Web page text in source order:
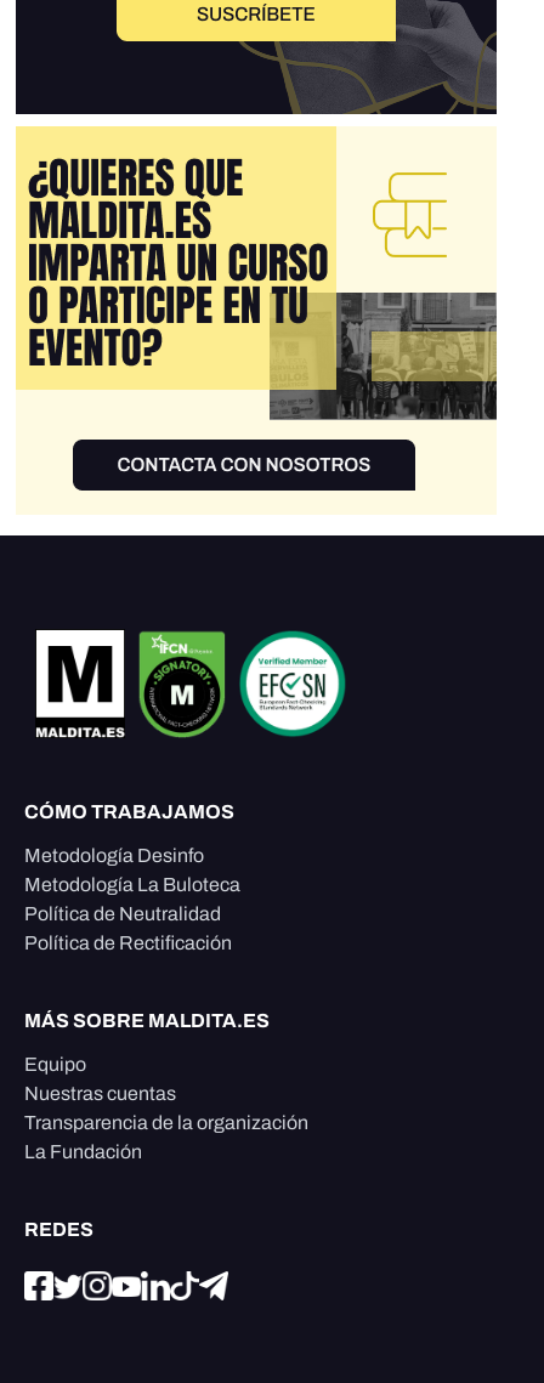
CÓMO TRABAJAMOS
Metodología Desinfo
Metodología La Buloteca
Política de Neutralidad
Política de Rectificación
MÁS SOBRE MALDITA.ES
Equipo
Nuestras cuentas
Transparencia de la organización
La Fundación
REDES